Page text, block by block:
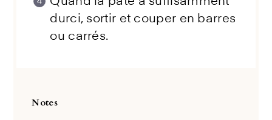
durci, sortir et couper en barres
ou carrés.
Notes